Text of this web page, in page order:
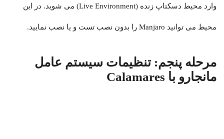
وارد محیط دسکتاپ زنده (Live Environment) می شوید. در این
محیط می توانید Manjaro را بدون نصب تست و یا نصب نمایید.
مرحله پنجم: تنظیمات سیستم‌ عامل
مانجارو با Calamares